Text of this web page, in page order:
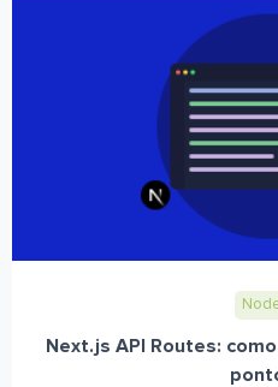
Next.js API Routes: